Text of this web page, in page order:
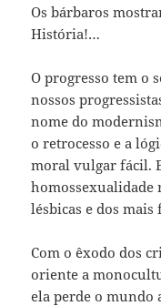
Os bárbaros
História!…
O progresso tem o
nossos
nome do
o retrocesso e a
moral vulgar fácil.
homossexualidade
lésbicas e dos mais
Com o êxodo dos
oriente a
ela perde o mundo